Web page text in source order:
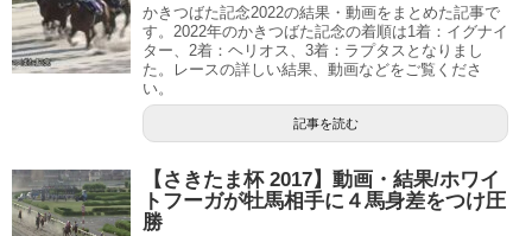
かきつばた記念2022の結果・動画をまとめた記事で
す。2022年のかきつばた記念の着順は1着：イグナイ
ター、2着：ヘリオス、3着：ラプタスとなりまし
た。レースの詳しい結果、動画などをご覧くださ
い。
記事を読む
【さきたま杯 2017】動画・結果/ホワイ
トフーガが牡馬相手に４馬身差をつけ圧
勝